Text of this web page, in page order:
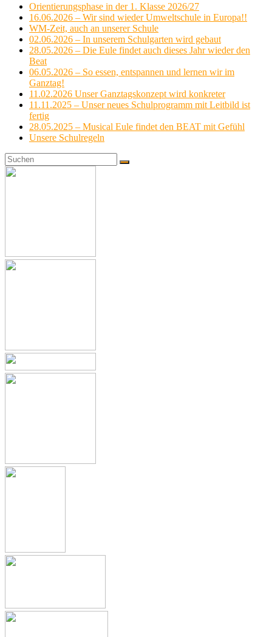
Orientierungsphase in der 1. Klasse 2026/27
16.06.2026 – Wir sind wieder Umweltschule in Europa!!
WM-Zeit, auch an unserer Schule
02.06.2026 – In unserem Schulgarten wird gebaut
28.05.2026 – Die Eule findet auch dieses Jahr wieder den
Beat
06.05.2026 – So essen, entspannen und lernen wir im
Ganztag!
11.02.2026 Unser Ganztagskonzept wird konkreter
11.11.2025 – Unser neues Schulprogramm mit Leitbild ist
fertig
28.05.2025 – Musical Eule findet den BEAT mit Gefühl
Unsere Schulregeln